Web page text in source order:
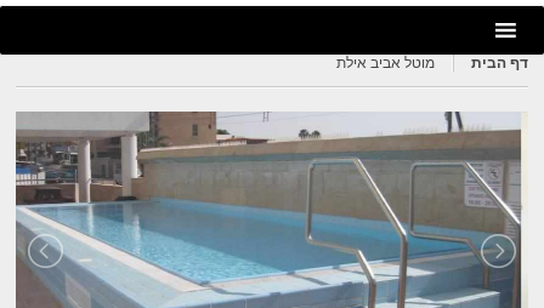
דף הבית מוטל אביב אילת